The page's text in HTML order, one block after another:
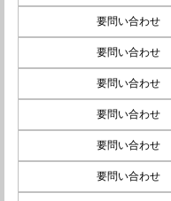
要問い合わせ
要問い合わせ
要問い合わせ
要問い合わせ
要問い合わせ
要問い合わせ